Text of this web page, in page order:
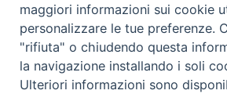
Privacy Policy
maggiori informazioni sui cookie
personalizzare le tue preferenze.
"rifiuta" o chiudendo questa
la navigazione installando i soli
Ulteriori informazioni sono